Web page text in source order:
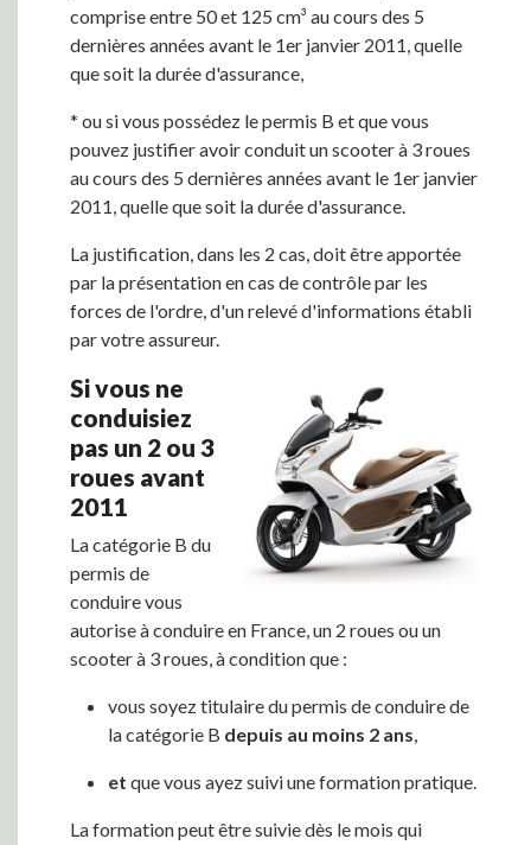
comprise entre 50 et 125 cm³ au cours des 5
dernières années avant le 1er janvier 2011, quelle
que soit la durée d'assurance,
* ou si vous possédez le permis B et que vous
pouvez justifier avoir conduit un scooter à 3 roues
au cours des 5 dernières années avant le 1er janvier
2011, quelle que soit la durée d'assurance.
La justification, dans les 2 cas, doit être apportée
par la présentation en cas de contrôle par les
forces de l'ordre, d'un relevé d'informations établi
par votre assureur.
Si vous ne
conduisiez
pas un 2 ou 3
roues avant
2011
La catégorie B du
permis de
conduire vous
autorise à conduire en France, un 2 roues ou un
scooter à 3 roues, à condition que :
vous soyez titulaire du permis de conduire de
la catégorie B depuis au moins 2 ans,
et que vous ayez suivi une formation pratique.
La formation peut être suivie dès le mois qui